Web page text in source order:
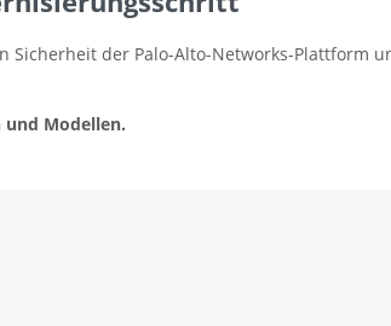
Sicherheit der Palo-Alto-Networks-
und Modellen.